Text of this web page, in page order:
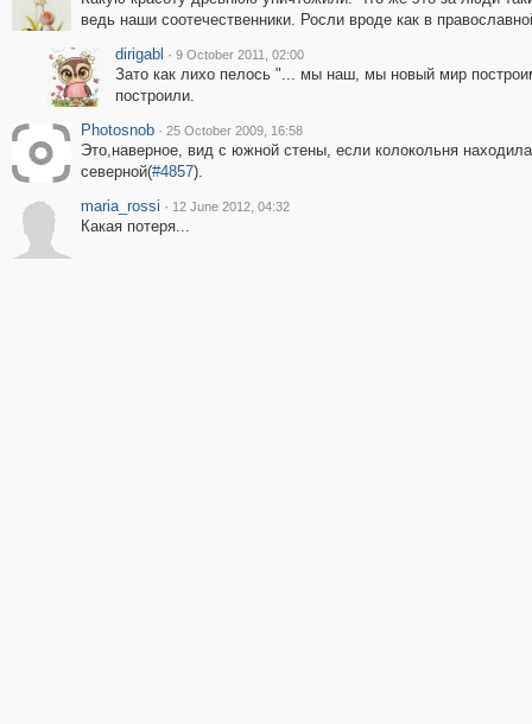
ведь наши соотечественники. Росли вроде как в
dirigabl · 9 October 2011, 02:00
Зато как лихо пелось "... мы наш, мы новый мир
построили.
Photosnob · 25 October 2009, 16:58
Это,наверное, вид с южной стены, если колокольня
северной(#4857).
maria_rossi · 12 June 2012, 04:32
Какая потеря...